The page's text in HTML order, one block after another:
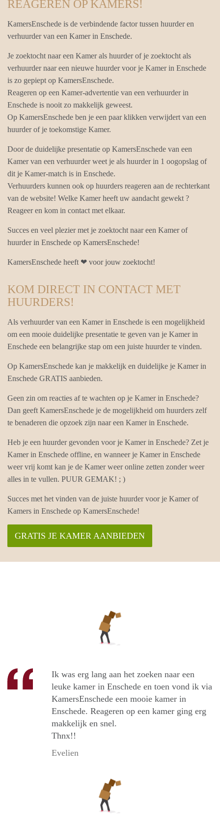
REAGEREN OP KAMERS!
KamersEnschede is de verbindende factor tussen huurder en
verhuurder van een Kamer in Enschede.
Je zoektocht naar een Kamer als huurder of je zoektocht als
verhuurder naar een nieuwe huurder voor je Kamer in Enschede
is zo gepiept op KamersEnschede.
Reageren op een Kamer-advertentie van een verhuurder in
Enschede is nooit zo makkelijk geweest.
Op KamersEnschede ben je een paar klikken verwijdert van een
huurder of je toekomstige Kamer.
Door de duidelijke presentatie op KamersEnschede van een
Kamer van een verhuurder weet je als huurder in 1 oogopslag of
dit je Kamer-match is in Enschede.
Verhuurders kunnen ook op huurders reageren aan de rechterkant
van de website! Welke Kamer heeft uw aandacht gewekt ?
Reageer en kom in contact met elkaar.
Succes en veel plezier met je zoektocht naar een Kamer of
huurder in Enschede op KamersEnschede!
KamersEnschede heeft ❤ voor jouw zoektocht!
KOM DIRECT IN CONTACT MET
HUURDERS!
Als verhuurder van een Kamer in Enschede is een mogelijkheid
om een mooie duidelijke presentatie te geven van je Kamer in
Enschede een belangrijke stap om een juiste huurder te vinden.
Op KamersEnschede kan je makkelijk en duidelijke je Kamer in
Enschede GRATIS aanbieden.
Geen zin om reacties af te wachten op je Kamer in Enschede?
Dan geeft KamersEnschede je de mogelijkheid om huurders zelf
te benaderen die opzoek zijn naar een Kamer in Enschede.
Heb je een huurder gevonden voor je Kamer in Enschede? Zet je
Kamer in Enschede offline, en wanneer je Kamer in Enschede
weer vrij komt kan je de Kamer weer online zetten zonder weer
alles in te vullen. PUUR GEMAK! ; )
Succes met het vinden van de juiste huurder voor je Kamer of
Kamers in Enschede op KamersEnschede!
GRATIS JE KAMER AANBIEDEN
Ik was erg lang aan het zoeken naar een
leuke kamer in Enschede en toen vond ik via
KamersEnschede een mooie kamer in
Enschede. Reageren op een kamer ging erg
makkelijk en snel.
Thnx!!
Evelien